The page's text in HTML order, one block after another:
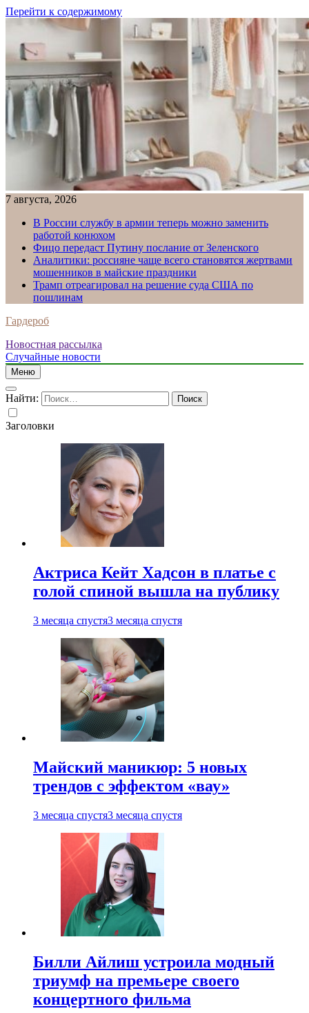
Перейти к содержимому
7 августа, 2026
В России службу в армии теперь можно заменить
работой конюхом
Фицо передаст Путину послание от Зеленского
Аналитики: россияне чаще всего становятся жертвами
мошенников в майские праздники
Трамп отреагировал на решение суда США по
пошлинам
Гардероб
Новостная рассылка
Случайные новости
Меню
Найти:
Заголовки
Актриса Кейт Хадсон в платье с
голой спиной вышла на публику
3 месяца спустя3 месяца спустя
Майский маникюр: 5 новых
трендов с эффектом «вау»
3 месяца спустя3 месяца спустя
Билли Айлиш устроила модный
триумф на премьере своего
концертного фильма